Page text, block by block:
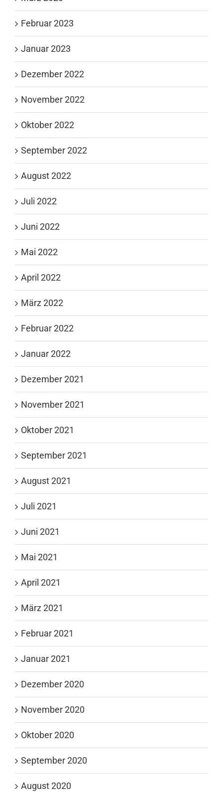
Februar 2023
Januar 2023
Dezember 2022
November 2022
Oktober 2022
September 2022
August 2022
Juli 2022
Juni 2022
Mai 2022
April 2022
März 2022
Februar 2022
Januar 2022
Dezember 2021
November 2021
Oktober 2021
September 2021
August 2021
Juli 2021
Juni 2021
Mai 2021
April 2021
März 2021
Februar 2021
Januar 2021
Dezember 2020
November 2020
Oktober 2020
September 2020
August 2020